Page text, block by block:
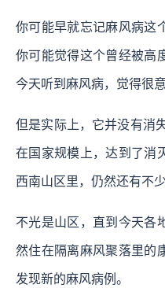
你可能早就忘记麻风病这
你可能觉得这个曾经被高
今天听到麻风病，觉得很意
但是实际上，它并没有消
在国家规模上，达到了消
西南山区里，仍然还有不少
不光是山区，直到今天各
然住在隔离麻风聚落里的
发现新的麻风病例。